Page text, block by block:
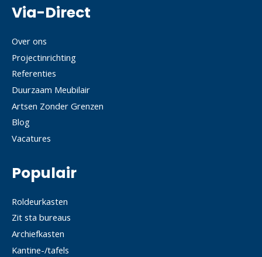
Via-Direct
Over ons
Projectinrichting
Referenties
Duurzaam Meubilair
Artsen Zonder Grenzen
Blog
Vacatures
Populair
Roldeurkasten
Zit sta bureaus
Archiefkasten
Kantine-/tafels